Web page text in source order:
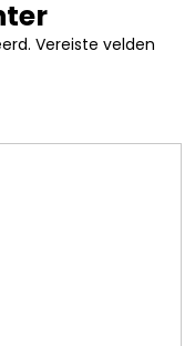
Vereiste velden